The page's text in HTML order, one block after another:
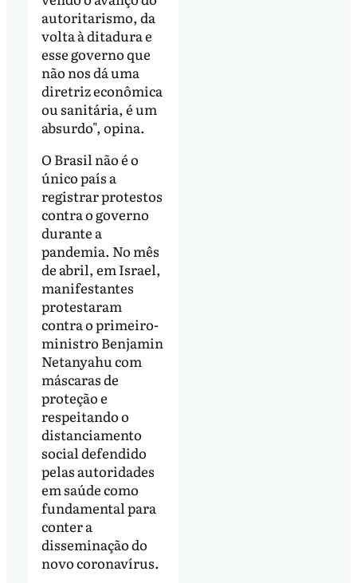
autoritarismo, da
volta à ditadura e
esse governo que
não nos dá uma
diretriz econômica
ou sanitária, é um
absurdo", opina.
O Brasil não é o
único país a
registrar protestos
contra o governo
durante a
pandemia. No mês
de abril, em Israel,
manifestantes
protestaram
contra o primeiro-
ministro Benjamin
Netanyahu com
máscaras de
proteção e
respeitando o
distanciamento
social defendido
pelas autoridades
em saúde como
fundamental para
conter a
disseminação do
novo coronavírus.